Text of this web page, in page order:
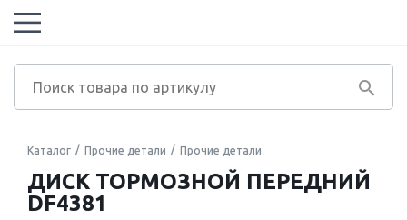
Каталог Прочие детали Прочие детали
ДИСК ТОРМОЗНОЙ ПЕРЕДНИЙ
DF4381